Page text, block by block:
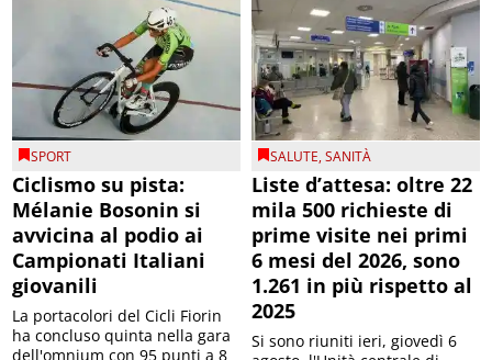
SPORT
Ciclismo su pista:
Mélanie Bosonin si
avvicina al podio ai
Campionati Italiani
giovanili
La portacolori del Cicli Fiorin
ha concluso quinta nella gara
dell'omnium con 95 punti a 8
SALUTE,SANITÀ
Liste d’attesa: oltre 22
mila 500 richieste di
prime visite nei primi
6 mesi del 2026, sono
1.261 in più rispetto al
2025
Si sono riuniti ieri, giovedì 6